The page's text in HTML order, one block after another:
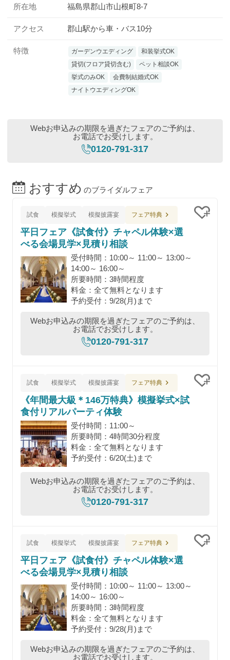
所在地 福島県郡山市山根町8-7
アクセス 郡山駅から車・バス10分
特徴 ガーデンウエディング
和装挙式OK
貸切(フロア貸切含む)
ペット相談OK
挙式のみOK
会費制結婚式OK
ナイトウエディングOK
Webお申込みの期限を過ぎたフェアのご予約は、
お電話でお受けします。
0120-791-317
おすすめ のブライダルフェア
試食 模擬挙式 模擬披露宴 フェア特典
平日フェア《試食付》チャペル体験×選
べる会場見学×見積り相談
受付時間：10:00～ 11:00～ 13:00～
14:00～ 16:00～
所要時間：3時間程度
料金：全て無料となります
予約受付：9/28(月)まで
Webお申込みの期限を過ぎたフェアのご予約は、
お電話でお受けします。
0120-791-317
試食 模擬挙式 模擬披露宴 フェア特典
《年間最大級＊146万特典》模擬挙式×試
食付リアルパーティ体験
受付時間：11:00～
所要時間：4時間30分程度
料金：全て無料となります
予約受付：6/20(土)まで
Webお申込みの期限を過ぎたフェアのご予約は、
お電話でお受けします。
0120-791-317
試食 模擬挙式 模擬披露宴 フェア特典
平日フェア《試食付》チャペル体験×選
べる会場見学×見積り相談
受付時間：10:00～ 11:00～ 13:00～
14:00～ 16:00～
所要時間：3時間程度
料金：全て無料となります
予約受付：9/28(月)まで
Webお申込みの期限を過ぎたフェアのご予約は、
お電話でお受けします。